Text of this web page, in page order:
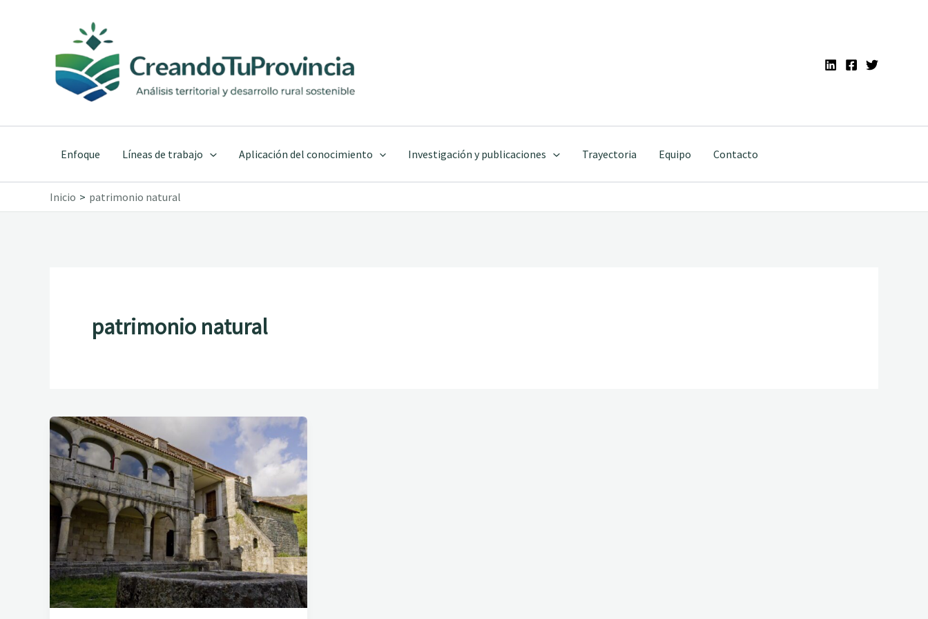
contenido
Enfoque Líneas de trabajo Aplicación del conocimiento Investigación y publicaciones Trayectoria Equipo Contacto
Inicio patrimonio natural
patrimonio natural